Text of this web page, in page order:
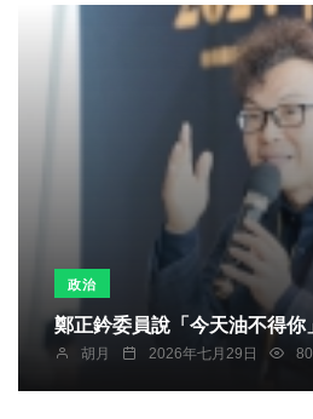
政治
鄭正鈐委員說「今天油不得你
胡月 2026年七月29日